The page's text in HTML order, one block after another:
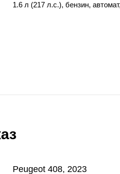
1.6 л (217 л.с.), бензин, автомат,
Peugeot 408, 2023